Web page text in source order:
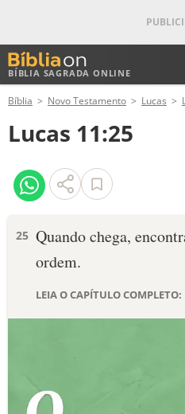
BÍBLIA SAGRADA ONLINE
ANTIGO TESTAMENTO
NOVO TESTAMENTO
VERSÍCULOS
PALAVRA DO DIA
10 MANDAMENTOS
Bíblia Novo Testamento Lucas
Lucas 11:25
25 Quando chega,
ordem.
LEIA O CAPÍTULO COMPLETO: